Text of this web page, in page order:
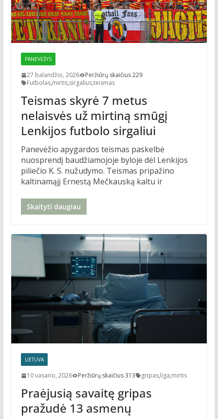
PANEVĖŽYS
27 balandžio, 2026
Peržiūrų skaičius 229
Futbolas,mirtis,sirgalius,teismas
Teismas skyrė 7 metus
nelaisvės už mirtiną smūgį
Lenkijos futbolo sirgaliui
Panevėžio apygardos teismas paskelbė
nuosprendį baudžiamojoje byloje dėl Lenkijos
piliečio K. S. nužudymo. Teismas pripažino
kaltinamąjį Ernestą Mečkauską kaltu ir
Skaityti daugiau
LIETUVA
10 vasario, 2026 Peržiūrų skaičius 313 gripas,liga,mirtis
Praėjusią savaitę gripas
pražudė 13 asmenų